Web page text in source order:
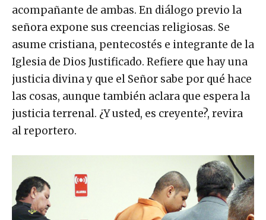
acompañante de ambas. En diálogo previo la
señora expone sus creencias religiosas. Se
asume cristiana, pentecostés e integrante de la
Iglesia de Dios Justificado. Refiere que hay una
justicia divina y que el Señor sabe por qué hace
las cosas, aunque también aclara que espera la
justicia terrenal. ¿Y usted, es creyente?, revira
al reportero.